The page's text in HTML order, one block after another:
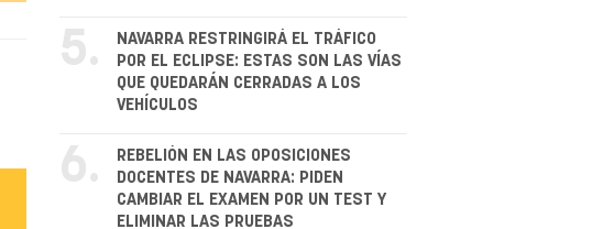
5.
NAVARRA RESTRINGIRÁ EL TRÁFICO
POR EL ECLIPSE: ESTAS SON LAS VÍAS
QUE QUEDARÁN CERRADAS A LOS
VEHÍCULOS
6.
REBELIÓN EN LAS OPOSICIONES
DOCENTES DE NAVARRA: PIDEN
CAMBIAR EL EXAMEN POR UN TEST Y
ELIMINAR LAS PRUEBAS